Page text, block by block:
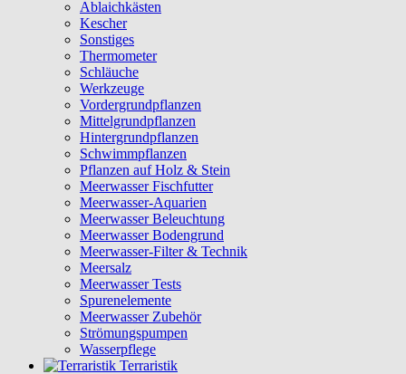
Ablaichkästen
Kescher
Sonstiges
Thermometer
Schläuche
Werkzeuge
Vordergrundpflanzen
Mittelgrundpflanzen
Hintergrundpflanzen
Schwimmpflanzen
Pflanzen auf Holz & Stein
Meerwasser Fischfutter
Meerwasser-Aquarien
Meerwasser Beleuchtung
Meerwasser Bodengrund
Meerwasser-Filter & Technik
Meersalz
Meerwasser Tests
Spurenelemente
Meerwasser Zubehör
Strömungspumpen
Wasserpflege
Terraristik